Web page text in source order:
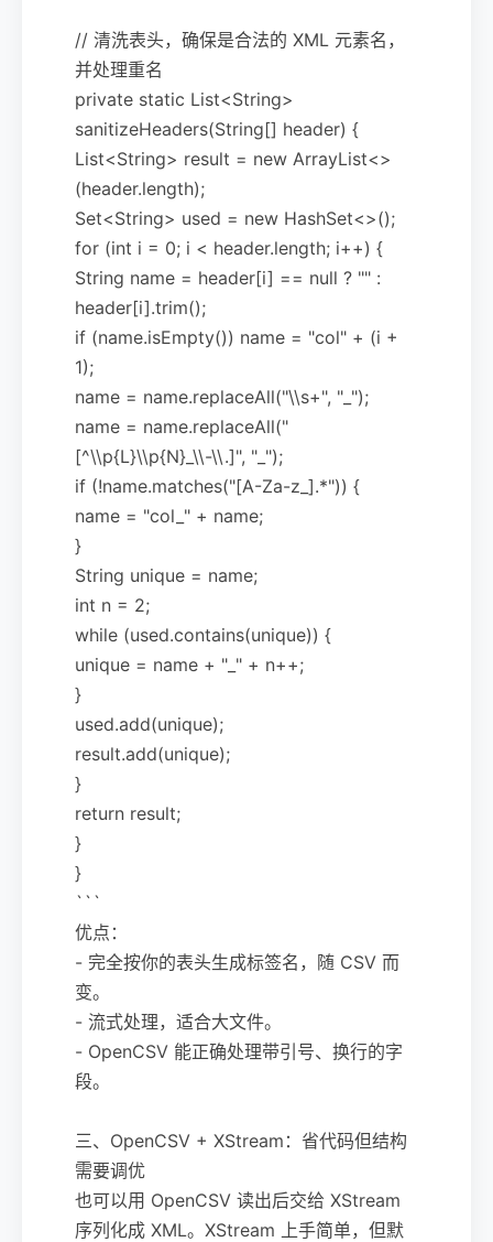
// 清洗表头，确保是合法的 XML 元素名，
并处理重名
private static List<String>
sanitizeHeaders(String[] header) {
List<String> result = new ArrayList<>
(header.length);
Set<String> used = new HashSet<>();
for (int i = 0; i < header.length; i++) {
String name = header[i] == null ? "" :
header[i].trim();
if (name.isEmpty()) name = "col" + (i +
1);
name = name.replaceAll("\\s+", "_");
name = name.replaceAll("
[^\\p{L}\\p{N}_\\-\\.]", "_");
if (!name.matches("[A-Za-z_].*")) {
name = "col_" + name;
}
String unique = name;
int n = 2;
while (used.contains(unique)) {
unique = name + "_" + n++;
}
used.add(unique);
result.add(unique);
}
return result;
}
}
```
优点：
- 完全按你的表头生成标签名，随 CSV 而
变。
- 流式处理，适合大文件。
- OpenCSV 能正确处理带引号、换行的字
段。
三、OpenCSV + XStream：省代码但结构
需要调优
也可以用 OpenCSV 读出后交给 XStream
序列化成 XML。XStream 上手简单，但默